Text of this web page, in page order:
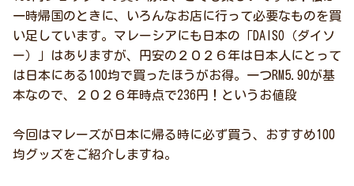
一時帰国のときに、いろんなお店に行って必要なものを買
い足しています。マレーシアにも日本の「DAISO（ダイソ
ー）」はありますが、円安の２０２６年は日本人にとって
は日本にある100均で買ったほうがお得。一つRM5.90が基
本なので、２０２６年時点で236円！というお値段
今回はマレーズが日本に帰る時に必ず買う、おすすめ100
均グッズをご紹介しますね。